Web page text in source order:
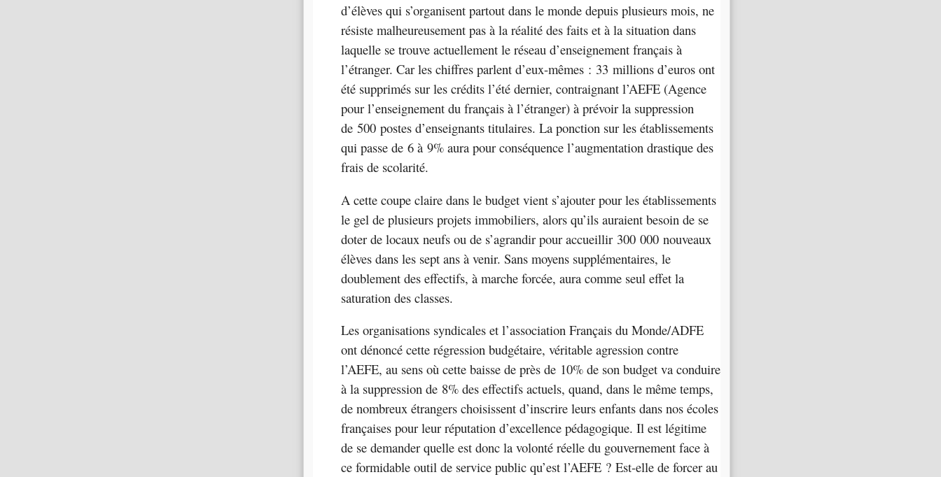
d’élèves qui s’organisent partout dans le monde depuis plusieurs mois, ne
résiste malheureusement pas à la réalité des faits et à la situation dans
laquelle se trouve actuellement le réseau d’enseignement français à
l’étranger. Car les chiffres parlent d’eux-mêmes : 33 millions d’euros ont
été supprimés sur les crédits l’été dernier, contraignant l’AEFE (Agence
pour l’enseignement du français à l’étranger) à prévoir la suppression
de 500 postes d’enseignants titulaires. La ponction sur les établissements
qui passe de 6 à 9% aura pour conséquence l’augmentation drastique des
frais de scolarité.
A cette coupe claire dans le budget vient s’ajouter pour les établissements
le gel de plusieurs projets immobiliers, alors qu’ils auraient besoin de se
doter de locaux neufs ou de s’agrandir pour accueillir 300 000 nouveaux
élèves dans les sept ans à venir. Sans moyens supplémentaires, le
doublement des effectifs, à marche forcée, aura comme seul effet la
saturation des classes.
Les organisations syndicales et l’association Français du Monde/ADFE
ont dénoncé cette régression budgétaire, véritable agression contre
l’AEFE, au sens où cette baisse de près de 10% de son budget va conduire
à la suppression de 8% des effectifs actuels, quand, dans le même temps,
de nombreux étrangers choisissent d’inscrire leurs enfants dans nos écoles
françaises pour leur réputation d’excellence pédagogique. Il est légitime
de se demander quelle est donc la volonté réelle du gouvernement face à
ce formidable outil de service public qu’est l’AEFE ? Est-elle de forcer au